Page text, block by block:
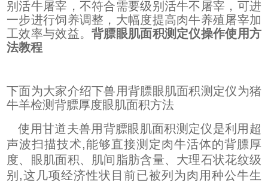
别活牛屠宰，不符合需要级别活牛不屠宰，可进
一步进行饲养调整，大幅度提高肉牛养殖屠宰加
工效率与效益。背膘眼肌面积测定仪操作使用方
法教程
下面为大家介绍下兽用背膘眼肌面积测定仪为猪
牛羊检测背膘厚度眼肌面积方法
使用甘道夫兽用背膘眼肌面积测定仪是利用超
声波扫描技术,能够直接测定肉牛活体的背膘厚
度、眼肌面积、肌间脂肪含量、大理石状花纹级
别,这几项经济性状目前已被列为肉用种公牛生